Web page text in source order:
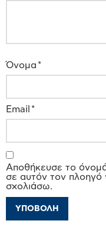
Όνομα *
Email *
Αποθήκευσε το
σε αυτόν τον πλοηγό
σχολιάσω.